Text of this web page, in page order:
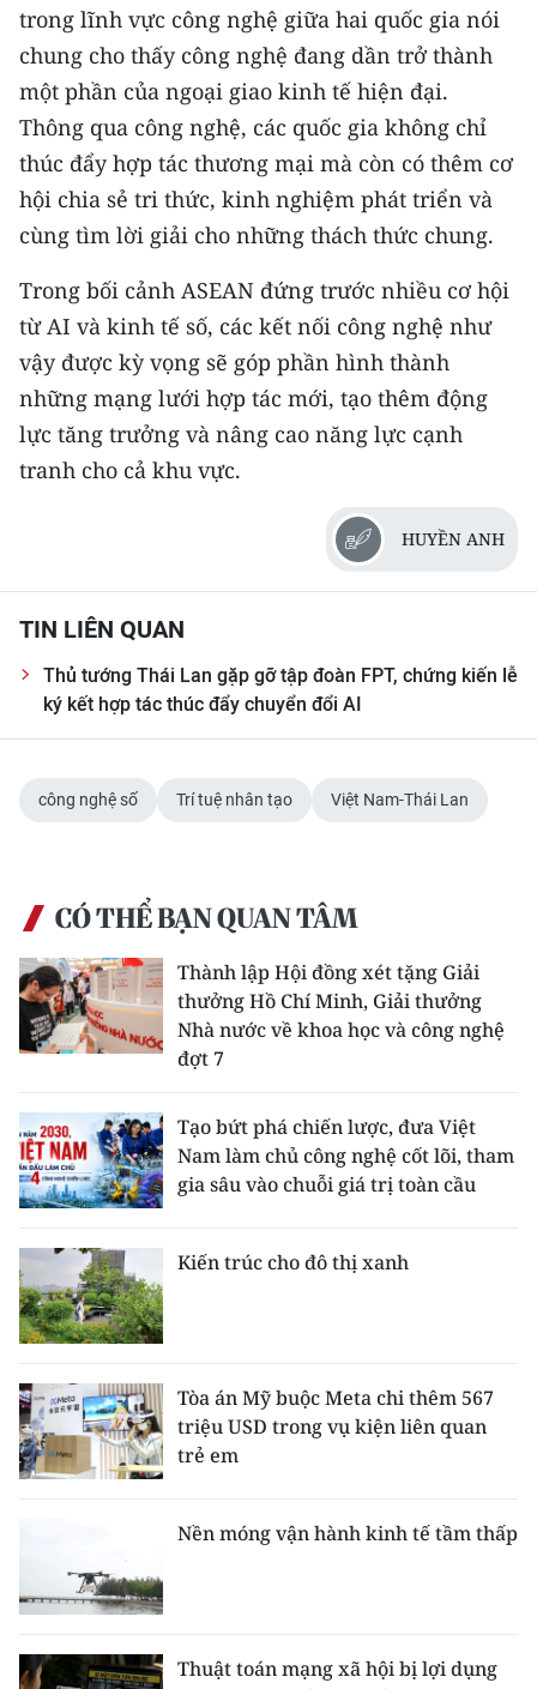
trong lĩnh vực công nghệ giữa hai quốc gia nói
chung cho thấy công nghệ đang dần trở thành
một phần của ngoại giao kinh tế hiện đại.
Thông qua công nghệ, các quốc gia không chỉ
thúc đẩy hợp tác thương mại mà còn có thêm cơ
hội chia sẻ tri thức, kinh nghiệm phát triển và
cùng tìm lời giải cho những thách thức chung.
Trong bối cảnh ASEAN đứng trước nhiều cơ hội
từ AI và kinh tế số, các kết nối công nghệ như
vậy được kỳ vọng sẽ góp phần hình thành
những mạng lưới hợp tác mới, tạo thêm động
lực tăng trưởng và nâng cao năng lực cạnh
tranh cho cả khu vực.
HUYỀN ANH
TIN LIÊN QUAN
Thủ tướng Thái Lan gặp gỡ tập đoàn FPT, chứng kiến lễ
ký kết hợp tác thúc đẩy chuyển đổi AI
công nghệ số Trí tuệ nhân tạo Việt Nam-Thái Lan
CÓ THỂ BẠN QUAN TÂM
Thành lập Hội đồng xét tặng Giải
thưởng Hồ Chí Minh, Giải thưởng
Nhà nước về khoa học và công nghệ
đợt 7
Tạo bứt phá chiến lược, đưa Việt
Nam làm chủ công nghệ cốt lõi, tham
gia sâu vào chuỗi giá trị toàn cầu
Kiến trúc cho đô thị xanh
Tòa án Mỹ buộc Meta chi thêm 567
triệu USD trong vụ kiện liên quan
trẻ em
Nền móng vận hành kinh tế tầm thấp
Thuật toán mạng xã hội bị lợi dụng